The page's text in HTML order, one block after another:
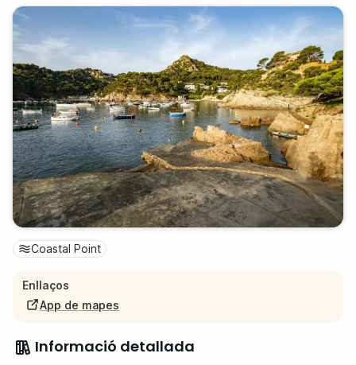
Coastal Point
Enllaços
App de mapes
Informació detallada